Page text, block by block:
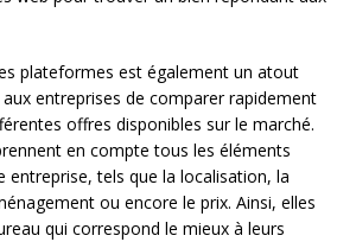
plateformes est également un atout
entreprises de comparer rapidement
offres disponibles sur le marché.
en compte tous les éléments
entreprise, tels que la localisation, la
ou encore le prix. Ainsi, elles
qui correspond le mieux à leurs